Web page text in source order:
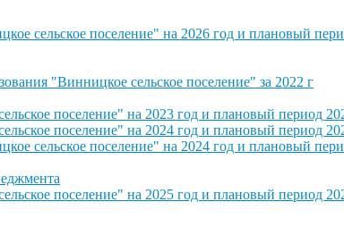
сельское поселение" на 2026 год и плановый
"Винницкое сельское поселение" за 2022 г
поселение" на 2023 год и плановый период
поселение" на 2024 год и плановый период
сельское поселение" на 2024 год и плановый
поселение" на 2025 год и плановый период